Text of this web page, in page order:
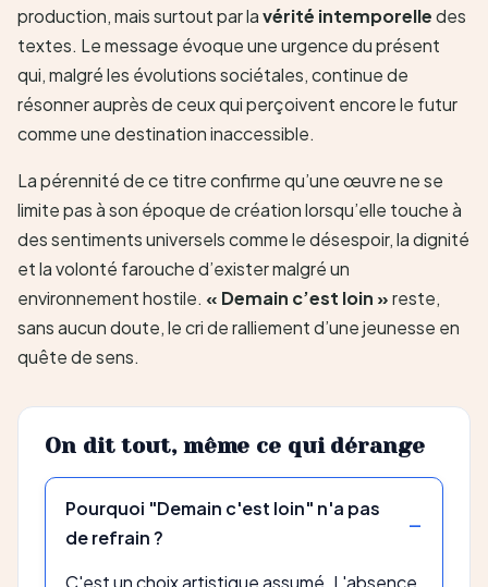
production, mais surtout par lavérité intemporelledes
textes. Le message évoque une urgence du présent
qui, malgré les évolutions sociétales, continue de
résonner auprès de ceux qui perçoivent encore le futur
comme une destination inaccessible.
La pérennité de ce titre confirme qu’une œuvre ne se
limite pas à son époque de création lorsqu’elle touche à
des sentiments universels comme le désespoir, la dignité
et la volonté farouche d’exister malgré un
environnement hostile. « Demain c’est loin »reste,
sans aucun doute, le cri de ralliement d’une jeunesse en
quête de sens.
On dit tout, même ce qui dérange
Pourquoi "Demain c'est loin" n'a pas
de refrain ?
C'est un choix artistique assumé. L'absence